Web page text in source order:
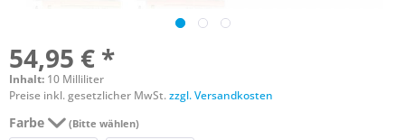
54,95 € *
Inhalt: 10 Milliliter
Preise inkl. gesetzlicher MwSt.zzgl. Versandkosten
Farbe (Bitte wählen)